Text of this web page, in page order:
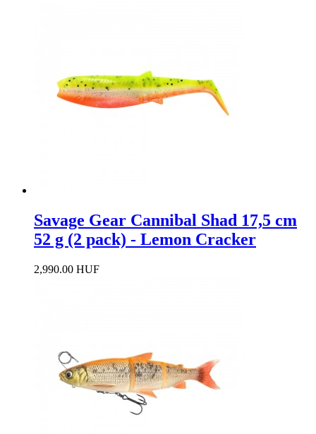
Savage Gear Cannibal Shad 17,5 cm
52 g (2 pack) - Lemon Cracker
2,990.00 HUF